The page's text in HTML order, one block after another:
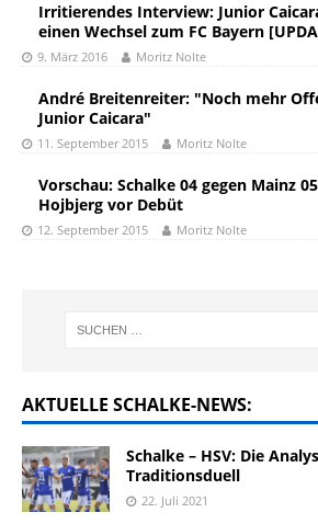
Irritierendes Interview: Junior
einen Wechsel zum FC Bayern
9. März 2016 Moritz Nolte
André Breitenreiter: "Noch mehr
Junior Caicara"
11. September 2015 Moritz Nolte
Vorschau: Schalke 04 gegen Mainz
Hojbjerg vor Debüt
12. September 2015 Moritz Nolte
AKTUELLE SCHALKE-NEWS:
Schalke – HSV: Die
Traditionsduell
22. Juli 2021